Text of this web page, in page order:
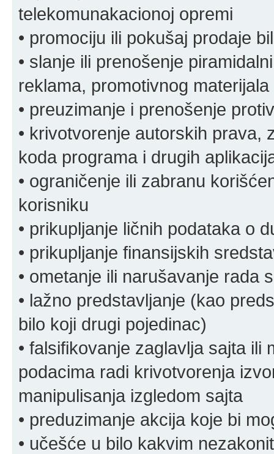
telekomunakacionoj opremi
• promociju ili pokušaj prodaje
• slanje ili prenošenje
reklama, promotivnog
• preuzimanje i prenošenje
• krivotvorenje autorskih prava,
koda programa i drugih
• ograničenje ili zabranu
korisniku
• prikupljanje ličnih podataka o
• prikupljanje finansijskih
• ometanje ili narušavanje rada
• lažno predstavljanje (kao
bilo koji drugi pojedinac)
• falsifikovanje zaglavlja sajta ili
podacima radi krivotvorenja
manipulisanja izgledom sajta
• preduzimanje akcija koje bi
• učešće u bilo kakvim